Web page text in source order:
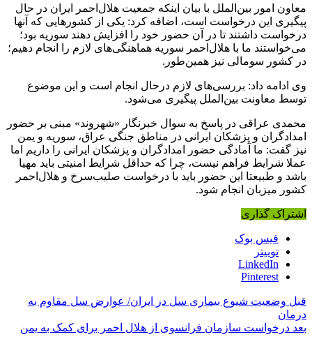
معاون امور بین‌الملل با بیان اینکه جمعیت هلال‌احمر ایران در حال
پیگیری این درخواست است، اضافه کرد: یکی از کشورهایی که آنها
درخواست داشتند تا در آن حضور خود را افزایش دهند سوریه بود؛
می‌خواستند ما با هلال‌احمر سوریه هماهنگی‌های لازم را انجام دهیم؛
در کشور سومالی نیز همین‌طور.
وی ادامه داد: بررسی‌های لازم درحال انجام است و این موضوع
توسط معاونت بین‌الملل پیگیری می‌شود.
محمدی عراقی در پاسخ به سوال خبرنگار «شهروند» مبنی بر حضور
امدادگران و پزشکان ایرانی در مناطق جنگی عراق، سوریه و یمن
نیز گفت: ما آمادگی حضور امدادگران و پزشکان ایرانی را داریم اما
عملا شرایط فراهم نیست، چرا که حداقل شرایط امنیتی باید مهیا
باشد و طبیعتا این حضور باید با درخواست صلیب‌سرخ و هلال‌احمر
کشور میزبان انجام شود.
اشتراک گذاری
فیس بوک
توییتر
LinkedIn
Pinterest
قبل وضعیت شیوع بیماری سل در ایران/ عوارض سل مقاوم به
درمان
بعد درخواست سازمان فرانسوی از هلال احمر برای کمک به یمن